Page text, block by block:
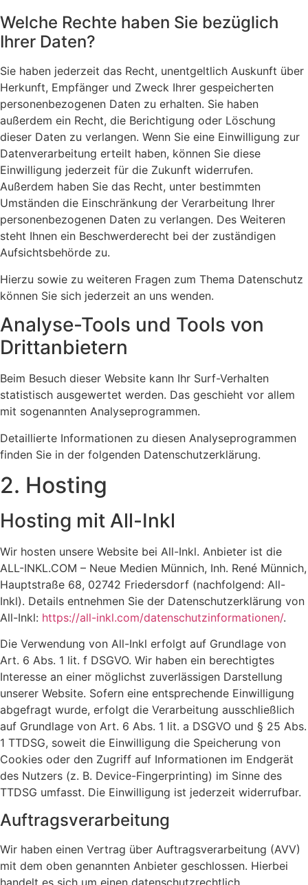
Welche Rechte haben Sie bezüglich
Ihrer Daten?
Sie haben jederzeit das Recht, unentgeltlich Auskunft über
Herkunft, Empfänger und Zweck Ihrer gespeicherten
personenbezogenen Daten zu erhalten. Sie haben
außerdem ein Recht, die Berichtigung oder Löschung
dieser Daten zu verlangen. Wenn Sie eine Einwilligung zur
Datenverarbeitung erteilt haben, können Sie diese
Einwilligung jederzeit für die Zukunft widerrufen.
Außerdem haben Sie das Recht, unter bestimmten
Umständen die Einschränkung der Verarbeitung Ihrer
personenbezogenen Daten zu verlangen. Des Weiteren
steht Ihnen ein Beschwerderecht bei der zuständigen
Aufsichtsbehörde zu.
Hierzu sowie zu weiteren Fragen zum Thema Datenschutz
können Sie sich jederzeit an uns wenden.
Analyse-Tools und Tools von
Dritt­anbietern
Beim Besuch dieser Website kann Ihr Surf-Verhalten
statistisch ausgewertet werden. Das geschieht vor allem
mit sogenannten Analyseprogrammen.
Detaillierte Informationen zu diesen Analyseprogrammen
finden Sie in der folgenden Datenschutzerklärung.
2. Hosting
Hosting mit All-Inkl
Wir hosten unsere Website bei All-Inkl. Anbieter ist die
ALL-INKL.COM – Neue Medien Münnich, Inh. René Münnich,
Hauptstraße 68, 02742 Friedersdorf (nachfolgend: All-
Inkl). Details entnehmen Sie der Datenschutzerklärung von
All-Inkl: https://all-inkl.com/datenschutzinformationen/.
Die Verwendung von All-Inkl erfolgt auf Grundlage von
Art. 6 Abs. 1 lit. f DSGVO. Wir haben ein berechtigtes
Interesse an einer möglichst zuverlässigen Darstellung
unserer Website. Sofern eine entsprechende Einwilligung
abgefragt wurde, erfolgt die Verarbeitung ausschließlich
auf Grundlage von Art. 6 Abs. 1 lit. a DSGVO und § 25 Abs.
1 TTDSG, soweit die Einwilligung die Speicherung von
Cookies oder den Zugriff auf Informationen im Endgerät
des Nutzers (z. B. Device-Fingerprinting) im Sinne des
TTDSG umfasst. Die Einwilligung ist jederzeit widerrufbar.
Auftragsverarbeitung
Wir haben einen Vertrag über Auftragsverarbeitung (AVV)
mit dem oben genannten Anbieter geschlossen. Hierbei
handelt es sich um einen datenschutzrechtlich